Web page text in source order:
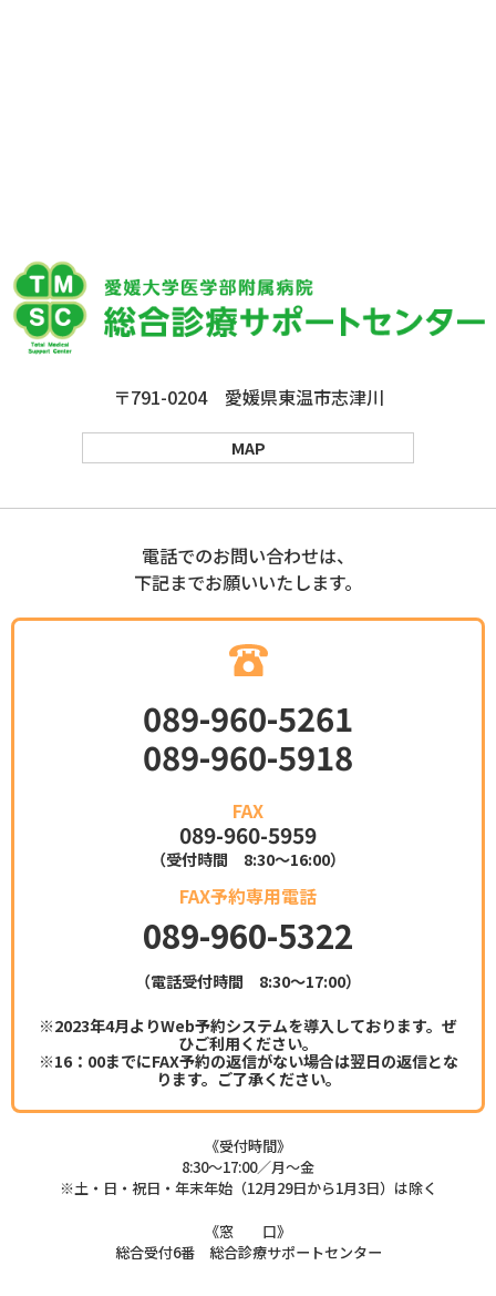
〒791-0204 愛媛県東温市志津川
MAP
電話でのお問い合わせは、
下記までお願いいたします。
089-960-5261
089-960-5918
089-960-5959
（受付時間 8:30～16:00）
089-960-5322
（電話受付時間 8:30～17:00）
※2023年4月よりWeb予約システムを導入しております。ぜ
ひご利用ください。
※16：00までにFAX予約の返信がない場合は翌日の返信とな
ります。ご了承ください。
《受付時間》
8:30～17:00／月～金
※土・日・祝日・年末年始（12月29日から1月3日）は除く
《窓 口》
総合受付6番 総合診療サポートセンター